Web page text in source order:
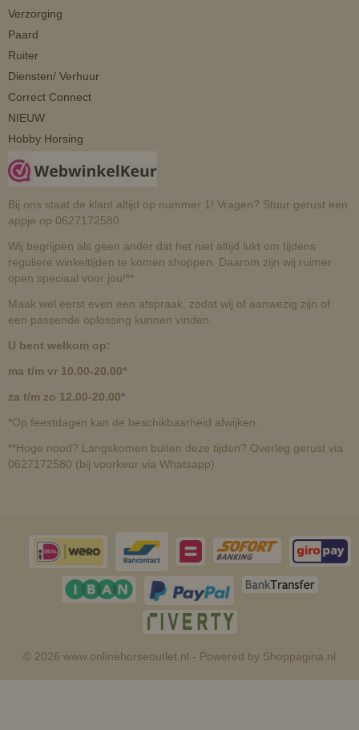
Verzorging
Paard
Ruiter
Diensten/ Verhuur
Correct Connect
NIEUW
Hobby Horsing
Bij ons staat de klant altijd op nummer 1! Vragen? Stuur gerust een
appje op 0627172580
Wij begrijpen als geen ander dat het niet altijd lukt om tijdens
reguliere winkeltijden te komen shoppen. Daarom zijn wij ruimer
open speciaal voor jou!**
Maak wel eerst even een afspraak, zodat wij of aanwezig zijn of
een passende oplossing kunnen vinden.
U bent welkom op:
ma t/m vr 10.00-20.00*
za t/m zo 12.00-20.00*
*Op feestdagen kan de beschikbaarheid afwijken.
**Hoge nood? Langskomen buiten deze tijden? Overleg gerust via
0627172580 (bij voorkeur via Whatsapp)
© 2026 www.onlinehorseoutlet.nl - Powered by Shoppagina.nl